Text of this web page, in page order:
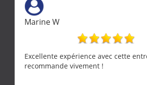
Marine W
Excellente expérience avec cette
recommande vivement !